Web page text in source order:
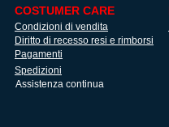
COSTUMER CARE
Condizioni di vendita
Diritto di recesso resi e rimborsi
Pagamenti
Spedizioni
Assistenza continua